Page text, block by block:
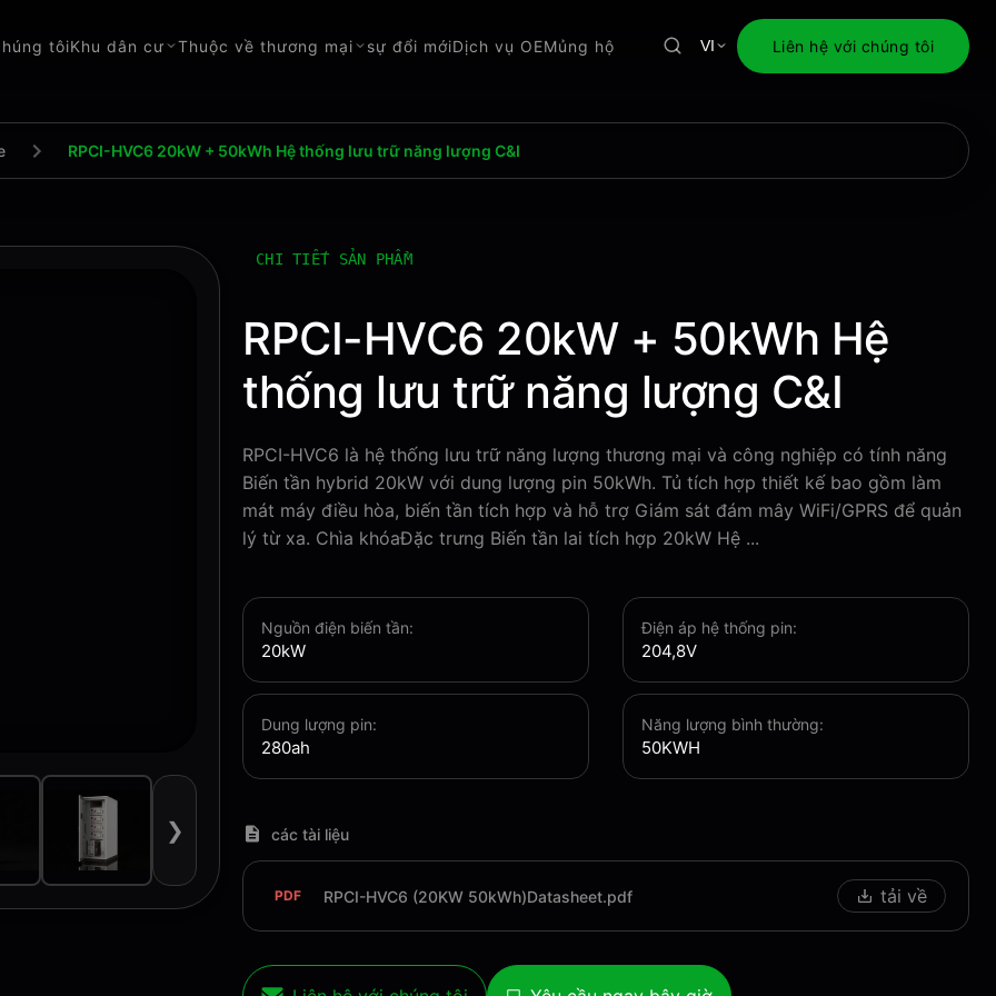
tôiKhu dân cư Thuộc về thương mại sự đổi mớiDịch vụ OEMủng hộ VI Liên hệ với chúng tôi
RPCI-HVC6 20kW + 50kWh Hệ thống lưu trữ năng lượng C&I
❯
CHI TIẾT SẢN PHẨM
RPCI-HVC6 20kW + 50kWh Hệ
thống lưu trữ năng lượng C&I
RPCI-HVC6 là hệ thống lưu trữ năng lượng thương mại và công nghiệp có tính năng
Biến tần hybrid 20kW với dung lượng pin 50kWh. Tủ tích hợp thiết kế bao gồm làm
mát máy điều hòa, biến tần tích hợp và hỗ trợ Giám sát đám mây WiFi/GPRS để quản
lý từ xa. Chìa khóaĐặc trưng Biến tần lai tích hợp 20kW Hệ ...
Nguồn điện biến tần:
20kW
Điện áp hệ thống pin:
204,8V
Dung lượng pin:
280ah
Năng lượng bình thường:
50KWH
các tài liệu
PDF RPCI-HVC6 (20KW 50kWh)Datasheet.pdf tải về